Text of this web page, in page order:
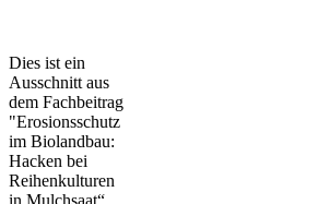
Dies ist ein
Ausschnitt aus
dem Fachbeitrag
"Erosionsschutz
im Biolandbau:
Hacken bei
Reihenkulturen